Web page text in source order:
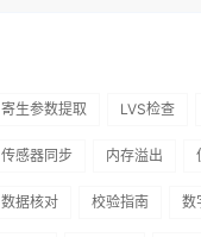
寄生参数提取 LVS检查
传感器同步 内存溢出
数据核对 校验指南 数